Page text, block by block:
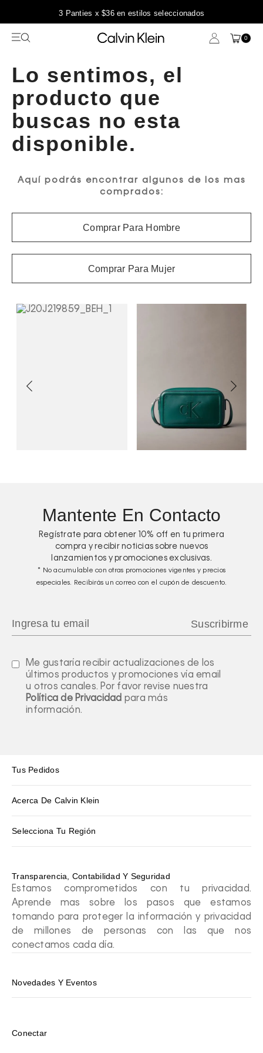
3 Panties x $36 en estilos seleccionados
0
Lo sentimos, el
producto que
buscas no esta
disponible.
Aquí podrás encontrar algunos de los mas
comprados:
Comprar Para Hombre
Comprar Para Mujer
Mantente En Contacto
Regístrate para obtener 10% off en tu primera
compra y recibir noticias sobre nuevos
lanzamientos y promociones exclusivas.
* No acumulable con otras promociones vigentes y precios
especiales. Recibirás un correo con el cupón de descuento.
Me gustaría recibir actualizaciones de los
últimos productos y promociones vía email
u otros canales. Por favor revise nuestra
Política de Privacidad para más
información.
Tus Pedidos
Acerca De Calvin Klein
Selecciona Tu Región
Transparencia, Contabilidad Y Seguridad
Estamos comprometidos con tu privacidad.
Aprende mas sobre los pasos que estamos
tomando para proteger la información y privacidad
de millones de personas con las que nos
conectamos cada día.
Novedades Y Eventos
Conectar